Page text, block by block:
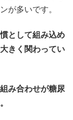
が多いです。
として組み込め
きく関わってい
み合わせが糖尿